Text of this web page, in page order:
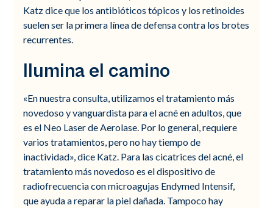
Katz dice que los antibióticos tópicos y los retinoides
suelen ser la primera línea de defensa contra los brotes
recurrentes.
Ilumina el camino
«En nuestra consulta, utilizamos el tratamiento más
novedoso y vanguardista para el acné en adultos, que
es el Neo Laser de Aerolase. Por lo general, requiere
varios tratamientos, pero no hay tiempo de
inactividad», dice Katz. Para las cicatrices del acné, el
tratamiento más novedoso es el dispositivo de
radiofrecuencia con microagujas Endymed Intensif,
que ayuda a reparar la piel dañada. Tampoco hay